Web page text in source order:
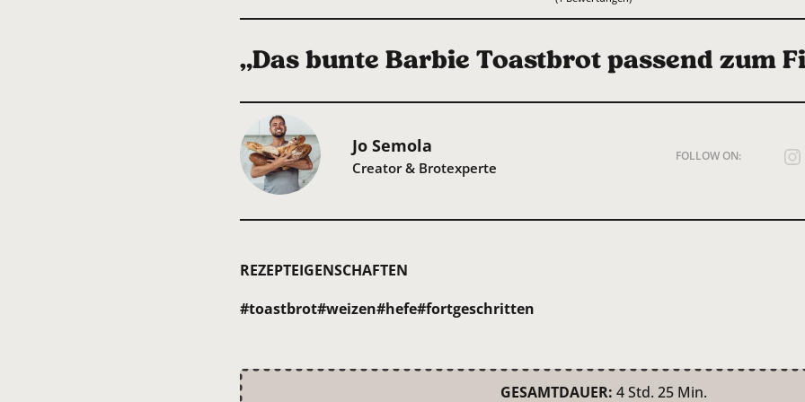
„Das bunte Barbie Toastbrot passend zum
Jo Semola
Creator & Brotexperte
FOLLOW ON:
REZEPTEIGENSCHAFTEN
#toastbrot#weizen#hefe#fortgeschritten
GESAMTDAUER: 4 Std. 25 Min.